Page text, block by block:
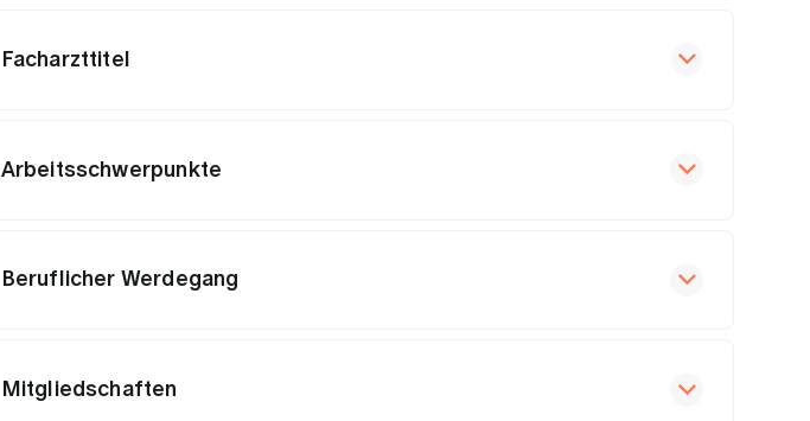
Facharzttitel
Arbeitsschwerpunkte
Beruflicher Werdegang
Mitgliedschaften